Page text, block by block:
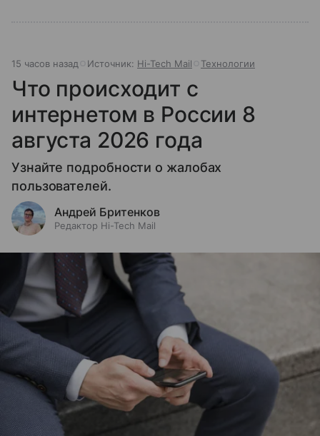
15 часов назад Источник: Hi-Tech Mail Технологии
Что происходит с
интернетом в России 8
августа 2026 года
Узнайте подробности о жалобах
пользователей.
Андрей Бритенков
Редактор Hi-Tech Mail